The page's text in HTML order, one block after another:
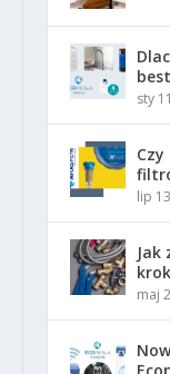
sty
lip
Jak
maj